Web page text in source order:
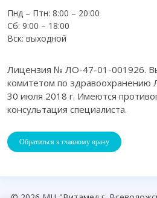
Пнд – Птн: 8:00 – 20:00
Сб: 9:00 – 18:00
Вск: выходной
Лицензия № ЛО-47-01-001926.
комитетом по здравоохранению
30 июля 2018 г. Имеются
консультация специалиста.
Обратиться к главному врачу